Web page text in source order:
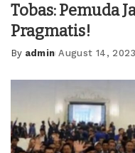
Tobas: Pemuda
Pragmatis!
Posted
By admin August 14, 2023